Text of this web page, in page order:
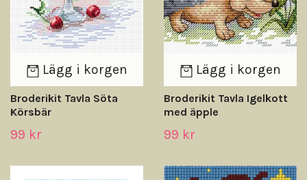
Lägg i korgen
Broderikit Tavla Söta
Körsbär
99 kr
Lägg i korgen
Broderikit Tavla Igelkott
med äpple
99 kr